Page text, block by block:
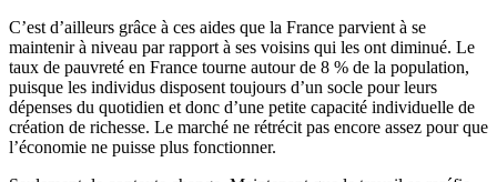
C’est d’ailleurs grâce à ces aides que la France parvient à se
maintenir à niveau par rapport à ses voisins qui les ont diminué. Le
taux de pauvreté en France tourne autour de 8 % de la population,
puisque les individus disposent toujours d’un socle pour leurs
dépenses du quotidien et donc d’une petite capacité individuelle de
création de richesse. Le marché ne rétrécit pas encore assez pour que
l’économie ne puisse plus fonctionner.